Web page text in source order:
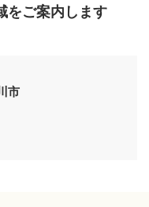
をご案内します
市